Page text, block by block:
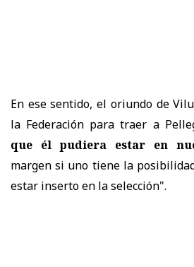
En ese sentido, el oriundo de
la Federación para traer a
que él pudiera estar en
margen si uno tiene la
estar inserto en la selección".